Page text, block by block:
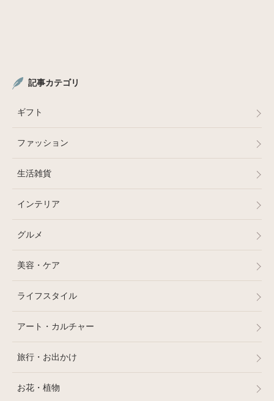
記事カテゴリ
ギフト
ファッション
生活雑貨
インテリア
グルメ
美容・ケア
ライフスタイル
アート・カルチャー
旅行・お出かけ
お花・植物